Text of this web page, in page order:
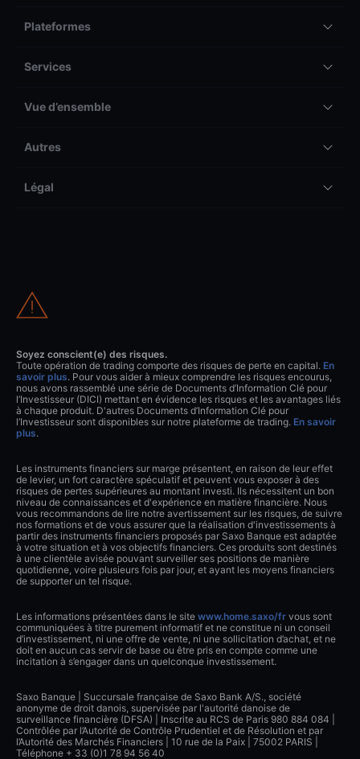
Plateformes
Services
Vue d’ensemble
Autres
Légal
Soyez conscient(e) des risques.
Toute opération de trading comporte des risques de perte en capital. En
savoir plus. Pour vous aider à mieux comprendre les risques encourus,
nous avons rassemblé une série de Documents d’Information Clé pour
l’Investisseur (DICI) mettant en évidence les risques et les avantages liés
à chaque produit. D'autres Documents d’Information Clé pour
l’Investisseur sont disponibles sur notre plateforme de trading. En savoir
plus.
Les instruments financiers sur marge présentent, en raison de leur effet
de levier, un fort caractère spéculatif et peuvent vous exposer à des
risques de pertes supérieures au montant investi. Ils nécessitent un bon
niveau de connaissances et d'expérience en matière financière. Nous
vous recommandons de lire notre avertissement sur les risques, de suivre
nos formations et de vous assurer que la réalisation d'investissements à
partir des instruments financiers proposés par Saxo Banque est adaptée
à votre situation et à vos objectifs financiers. Ces produits sont destinés
à une clientèle avisée pouvant surveiller ses positions de manière
quotidienne, voire plusieurs fois par jour, et ayant les moyens financiers
de supporter un tel risque.
Les informations présentées dans le site www.home.saxo/fr vous sont
communiquées à titre purement informatif et ne constitue ni un conseil
d’investissement, ni une offre de vente, ni une sollicitation d’achat, et ne
doit en aucun cas servir de base ou être pris en compte comme une
incitation à s’engager dans un quelconque investissement.
Saxo Banque | Succursale française de Saxo Bank A/S., société
anonyme de droit danois, supervisée par l'autorité danoise de
surveillance financière (DFSA) | Inscrite au RCS de Paris 980 884 084 |
Contrôlée par l’Autorité de Contrôle Prudentiel et de Résolution et par
l’Autorité des Marchés Financiers | 10 rue de la Paix | 75002 PARIS |
Téléphone + 33 (0)1 78 94 56 40